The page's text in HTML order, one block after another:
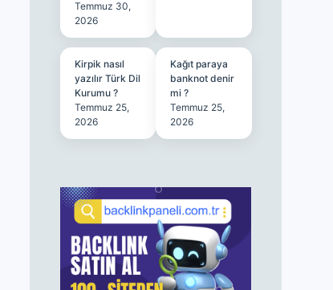
Temmuz 30,
2026
Kirpik nasıl
yazılır Türk Dil
Kurumu ?
Temmuz 25,
2026
Kağıt paraya
banknot denir
mi ?
Temmuz 25,
2026